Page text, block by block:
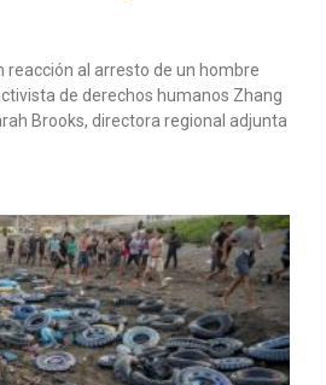
reacción al arresto de un hombre
de derechos humanos Zhang
Brooks, directora regional adjunta